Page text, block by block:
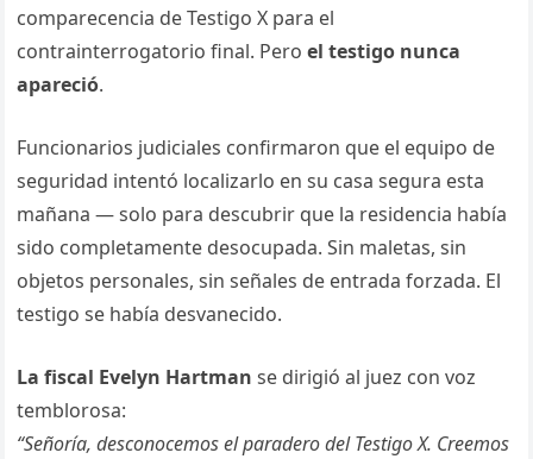
comparecencia de Testigo X para el
contrainterrogatorio final. Peroel testigo nunca
apareció.
Funcionarios judiciales confirmaron que el equipo de
seguridad intentó localizarlo en su casa segura esta
mañana — solo para descubrir que la residencia había
sido completamente desocupada. Sin maletas, sin
objetos personales, sin señales de entrada forzada. El
testigo se había desvanecido.
La fiscal Evelyn Hartman se dirigió al juez con voz
temblorosa:
“Señoría, desconocemos el paradero del Testigo X. Creemos